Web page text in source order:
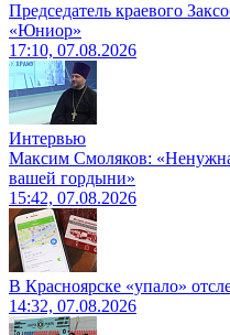
Председатель краевого
«Юниор»
17:10, 07.08.2026
Интервью
Максим Смоляков:
вашей гордыни»
15:42, 07.08.2026
В Красноярске «упало»
14:32, 07.08.2026